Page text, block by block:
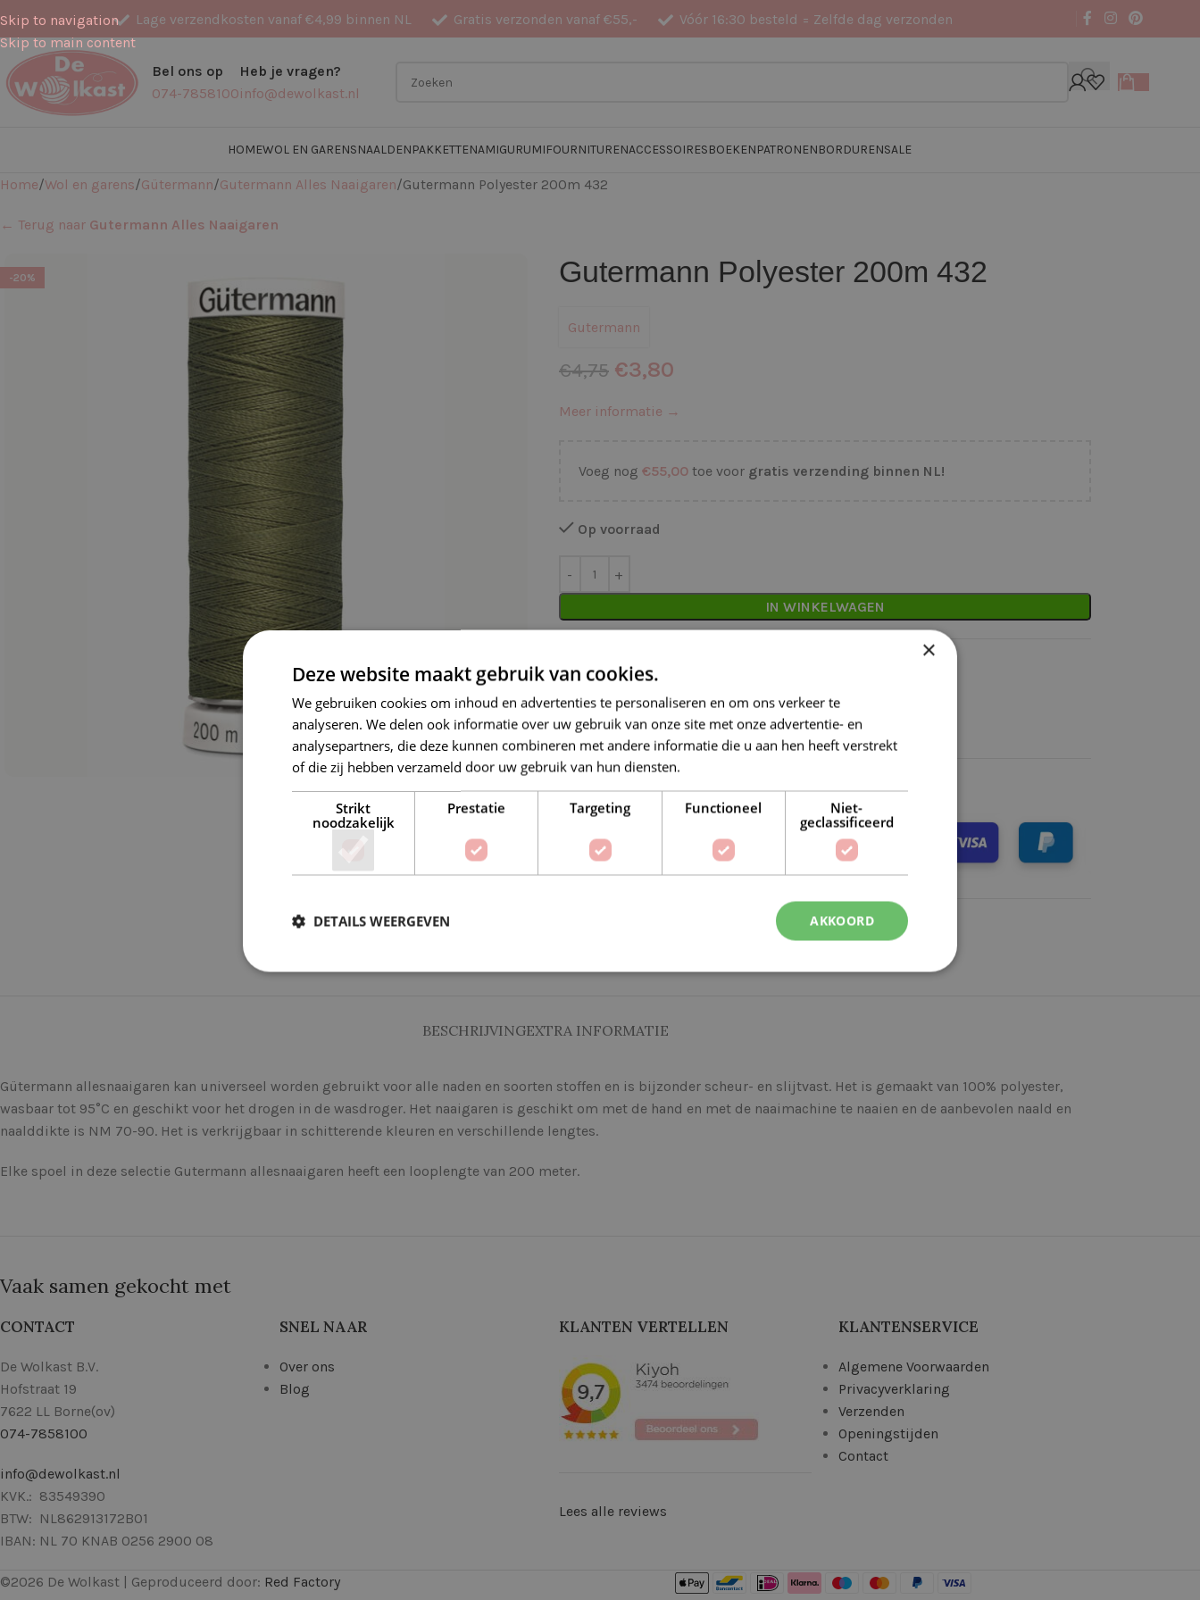
Skip to navigation
Skip to main content
Lage verzendkosten vanaf €4,99 binnen NL Gratis verzonden vanaf €55,- Vóór 16:30 besteld = Zelfde dag verzonden
Bel ons op
074-7858100
Heb je vragen?
info@dewolkast.nl
HOMEWOL EN GARENSNAALDENPAKKETTENAMIGURUMIFOURNITURENACCESSOIRESBOEKENPATRONENBORDURENSALE
Home Wol en garens Gütermann Gutermann Alles Naaigaren Gutermann Polyester 200m 432
← Terug naar Gutermann Alles Naaigaren
-20% Gutermann Polyester 200m 432
Gutermann
€4,75 €3,80
Meer informatie →
Voeg nog €55,00toe voor gratis verzending binnen NL!
Op voorraad
IN WINKELWAGEN
Waarom kopen bij de Wolkast?
Lage verzendkosten vanaf € 4,99 binnen NL
Gratis verzonden vanaf €55,-
Vóór 16:30 besteld = Zelfde (werk)dag verzonden
Veilig online betalen
Delen:
BESCHRIJVINGEXTRA INFORMATIE
Gütermann allesnaaigaren kan universeel worden gebruikt voor alle naden en soorten stoffen en is bijzonder scheur- en slijtvast. Het is gemaakt van 100% polyester,
wasbaar tot 95°C en geschikt voor het drogen in de wasdroger. Het naaigaren is geschikt om met de hand en met de naaimachine te naaien en de aanbevolen naald en
naalddikte is NM 70-90. Het is verkrijgbaar in schitterende kleuren en verschillende lengtes.
Elke spoel in deze selectie Gutermann allesnaaigaren heeft een looplengte van 200 meter.
Vaak samen gekocht met
CONTACT
De Wolkast B.V.
Hofstraat 19
7622 LL Borne(ov)
074-7858100
info@dewolkast.nl
KVK.: 83549390
BTW: NL862913172B01
IBAN: NL 70 KNAB 0256 2900 08
SNEL NAAR
Over ons
Blog
KLANTEN VERTELLEN
Lees alle reviews
KLANTENSERVICE
Algemene Voorwaarden
Privacyverklaring
Verzenden
Openingstijden
Contact
©2026 De Wolkast | Geproduceerd door: Red Factory
×
Deze website maakt gebruik van cookies.
We gebruiken cookies om inhoud en advertenties te personaliseren en om ons verkeer te
analyseren. We delen ook informatie over uw gebruik van onze site met onze advertentie- en
analysepartners, die deze kunnen combineren met andere informatie die u aan hen heeft verstrekt
of die zij hebben verzameld door uw gebruik van hun diensten.
Strikt
noodzakelijk
Prestatie Targeting Functioneel
Niet-
geclassificeerd
AKKOORD
DETAILS WEERGEVEN